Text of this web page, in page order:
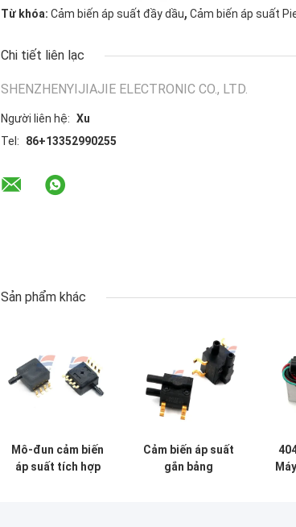
Từ khóa: Cảm biến áp suất đầy dầu, Cảm biến áp suất
Chi tiết liên lạc
SHENZHENYIJIAJIE ELECTRONIC CO., LTD.
Người liên hệ: Xu
Tel:
86+13352990255
Sản phẩm khác
Mô-đun cảm biến
áp suất tích hợp
Cảm biến áp suất
gắn bảng